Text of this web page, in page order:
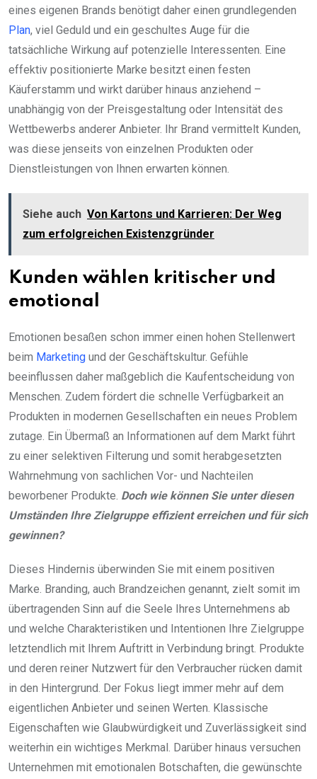
eines eigenen Brands benötigt daher einen grundlegenden
Plan, viel Geduld und ein geschultes Auge für die
tatsächliche Wirkung auf potenzielle Interessenten. Eine
effektiv positionierte Marke besitzt einen festen
Käuferstamm und wirkt darüber hinaus anziehend –
unabhängig von der Preisgestaltung oder Intensität des
Wettbewerbs anderer Anbieter. Ihr Brand vermittelt Kunden,
was diese jenseits von einzelnen Produkten oder
Dienstleistungen von Ihnen erwarten können.
Siehe auch Von Kartons und Karrieren: Der Weg
zum erfolgreichen Existenzgründer
Kunden wählen kritischer und
emotional
Emotionen besaßen schon immer einen hohen Stellenwert
beim Marketing und der Geschäftskultur. Gefühle
beeinflussen daher maßgeblich die Kaufentscheidung von
Menschen. Zudem fördert die schnelle Verfügbarkeit an
Produkten in modernen Gesellschaften ein neues Problem
zutage. Ein Übermaß an Informationen auf dem Markt führt
zu einer selektiven Filterung und somit herabgesetzten
Wahrnehmung von sachlichen Vor- und Nachteilen
beworbener Produkte. Doch wie können Sie unter diesen
Umständen Ihre Zielgruppe effizient erreichen und für sich
gewinnen?
Dieses Hindernis überwinden Sie mit einem positiven
Marke. Branding, auch Brandzeichen genannt, zielt somit im
übertragenden Sinn auf die Seele Ihres Unternehmens ab
und welche Charakteristiken und Intentionen Ihre Zielgruppe
letztendlich mit Ihrem Auftritt in Verbindung bringt. Produkte
und deren reiner Nutzwert für den Verbraucher rücken damit
in den Hintergrund. Der Fokus liegt immer mehr auf dem
eigentlichen Anbieter und seinen Werten. Klassische
Eigenschaften wie Glaubwürdigkeit und Zuverlässigkeit sind
weiterhin ein wichtiges Merkmal. Darüber hinaus versuchen
Unternehmen mit emotionalen Botschaften, die gewünschte